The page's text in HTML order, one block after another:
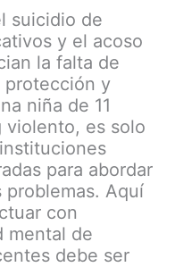
suicidio de
y el acoso
la falta de
protección y
niña de 11
violento, es solo
para abordar
problemas. Aquí
con
mental de
debe ser